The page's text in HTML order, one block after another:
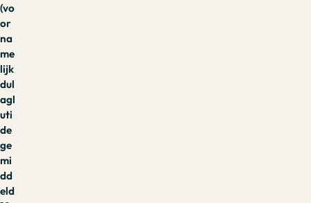
(vo
or
na
me
lijk
dul
agl
uti
de
ge
mi
dd
eld